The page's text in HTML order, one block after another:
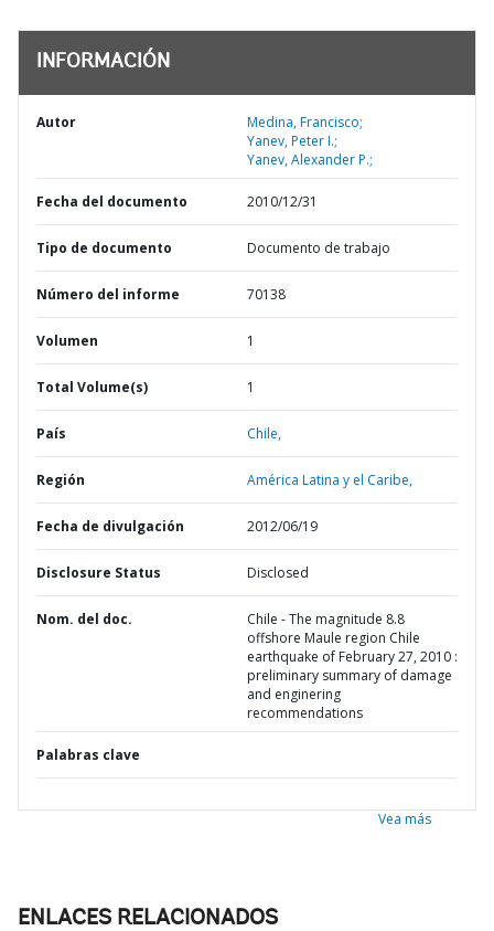
INFORMACIÓN
Autor
Medina, Francisco;
Yanev, Peter I.;
Yanev, Alexander P.;
Fecha del documento 2010/12/31
Tipo de documento Documento de trabajo
Número del informe 70138
Volumen 1
Total Volume(s) 1
País Chile,
Región América Latina y el Caribe,
Fecha de divulgación 2012/06/19
Disclosure Status Disclosed
Nom. del doc.
Chile - The magnitude 8.8
offshore Maule region Chile
earthquake of February 27, 2010 :
preliminary summary of damage
and enginering
recommendations
Palabras clave
Vea más
ENLACES RELACIONADOS